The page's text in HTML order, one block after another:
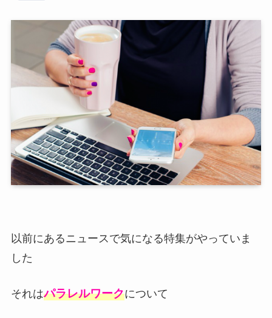
以前にあるニュースで気になる特集がやっていま
した
それはパラレルワークについて